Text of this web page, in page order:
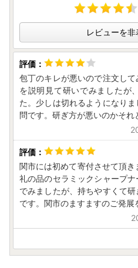
レビューを
包丁のキレが悪いので注文し
を説明見て研いでみましたが
た。少しは切れるようになり
問です。研ぎ方が悪いのかそれ
関市には初めて寄付させて頂
礼の品のセラミックシャープ
でみましたが、持ちやすくて
です。関市のますますのご発展